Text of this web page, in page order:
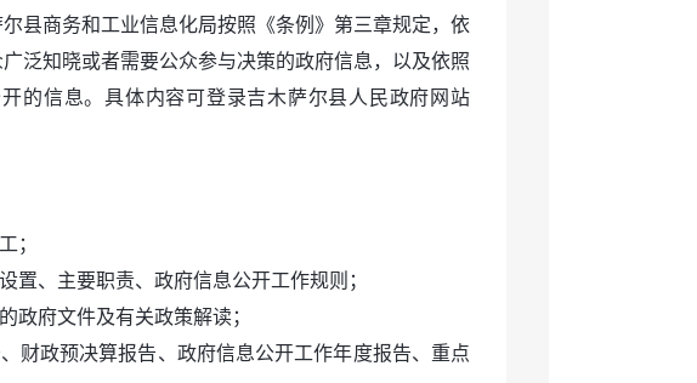
县商务和工业信息化局按照《条例》第三章规定，依
泛知晓或者需要公众参与决策的政府信息，以及依照
的信息。具体内容可登录吉木萨尔县人民政府网站
；
置、主要职责、政府信息公开工作规则；
政府文件及有关政策解读；
财政预决算报告、政府信息公开工作年度报告、重点